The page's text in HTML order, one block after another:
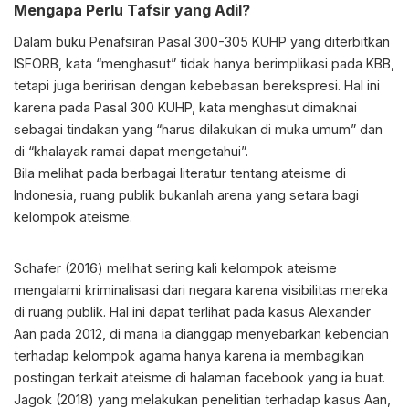
Mengapa Perlu Tafsir yang Adil?
Dalam buku Penafsiran Pasal 300-305 KUHP yang diterbitkan
ISFORB, kata “menghasut” tidak hanya berimplikasi pada KBB,
tetapi juga beririsan dengan kebebasan berekspresi. Hal ini
karena pada Pasal 300 KUHP, kata menghasut dimaknai
sebagai tindakan yang “harus dilakukan di muka umum” dan
di “khalayak ramai dapat mengetahui”.
Bila melihat pada berbagai literatur tentang ateisme di
Indonesia, ruang publik bukanlah arena yang setara bagi
kelompok ateisme.
Schafer (2016) melihat sering kali kelompok ateisme
mengalami kriminalisasi dari negara karena visibilitas mereka
di ruang publik. Hal ini dapat terlihat pada kasus Alexander
Aan pada 2012, di mana ia dianggap menyebarkan kebencian
terhadap kelompok agama hanya karena ia membagikan
postingan terkait ateisme di halaman facebook yang ia buat.
Jagok (2018) yang melakukan penelitian terhadap kasus Aan,